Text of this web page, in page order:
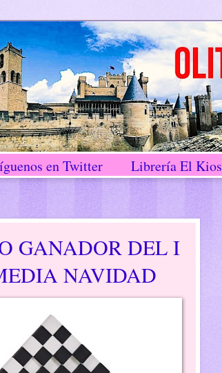
en Twitter Librería El
GANADOR DEL I
NAVIDAD